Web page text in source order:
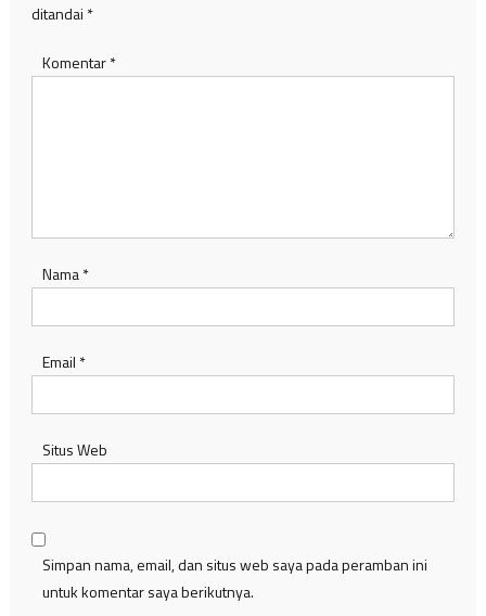
ditandai *
Komentar*
Nama*
Email *
Situs Web
Simpan nama, email, dan situs web saya pada peramban ini
untuk komentar saya berikutnya.